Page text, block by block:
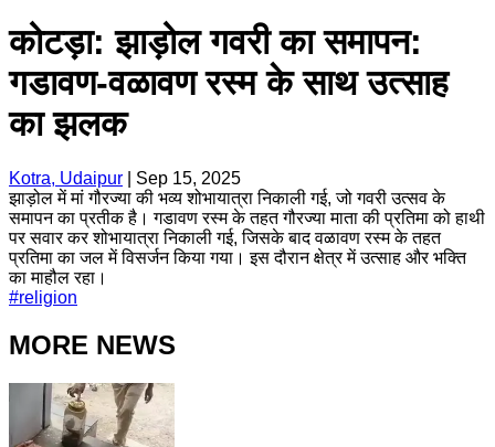
कोटड़ा: झाड़ोल गवरी का समापन:
गडावण-वळावण रस्म के साथ उत्साह
का झलक
Kotra, Udaipur
Sep 15, 2025
झाड़ोल में मां गौरज्या की भव्य शोभायात्रा निकाली गई, जो गवरी उत्सव के
समापन का प्रतीक है। गडावण रस्म के तहत गौरज्या माता की प्रतिमा को हाथी
पर सवार कर शोभायात्रा निकाली गई, जिसके बाद वळावण रस्म के तहत
प्रतिमा का जल में विसर्जन किया गया। इस दौरान क्षेत्र में उत्साह और भक्ति
का माहौल रहा।
#religion
MORE NEWS